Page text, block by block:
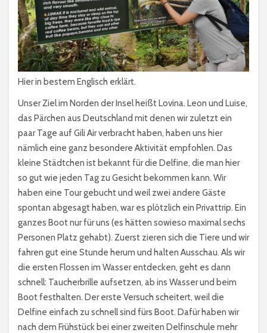
Hier in bestem Englisch erklärt.
Unser Ziel im Norden der Insel heißt Lovina. Leon und Luise,
das Pärchen aus Deutschland mit denen wir zuletzt ein
paar Tage auf Gili Air verbracht haben, haben uns hier
nämlich eine ganz besondere Aktivität empfohlen. Das
kleine Städtchen ist bekannt für die Delfine, die man hier
so gut wie jeden Tag zu Gesicht bekommen kann. Wir
haben eine Tour gebucht und weil zwei andere Gäste
spontan abgesagt haben, war es plötzlich ein Privattrip. Ein
ganzes Boot nur für uns (es hätten sowieso maximal sechs
Personen Platz gehabt). Zuerst zieren sich die Tiere und wir
fahren gut eine Stunde herum und halten Ausschau. Als wir
die ersten Flossen im Wasser entdecken, geht es dann
schnell: Taucherbrille aufsetzen, ab ins Wasser und beim
Boot festhalten. Der erste Versuch scheitert, weil die
Delfine einfach zu schnell sind fürs Boot. Dafür haben wir
nach dem Frühstück bei einer zweiten Delfinschule mehr